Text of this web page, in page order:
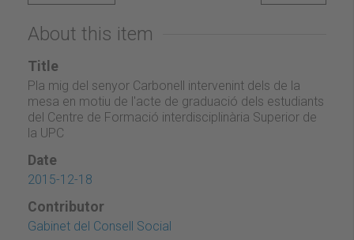
About this item
Title
Pla mig del senyor Carbonell intervenint dels de la
mesa en motiu de l'acte de graduació dels estudiants
del Centre de Formació interdisciplinària Superior de
la UPC
Date
2015-12-18
Contributor
Gabinet del Consell Social